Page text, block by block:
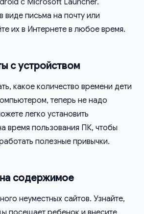
виде письма на почту или
их в Интернете в любое время.
с устройством
какое количество времени дети
теперь не надо
легко установить
время пользования ПК, чтобы
полезные привычки.
содержимое
неуместных сайтов. Узнайте,